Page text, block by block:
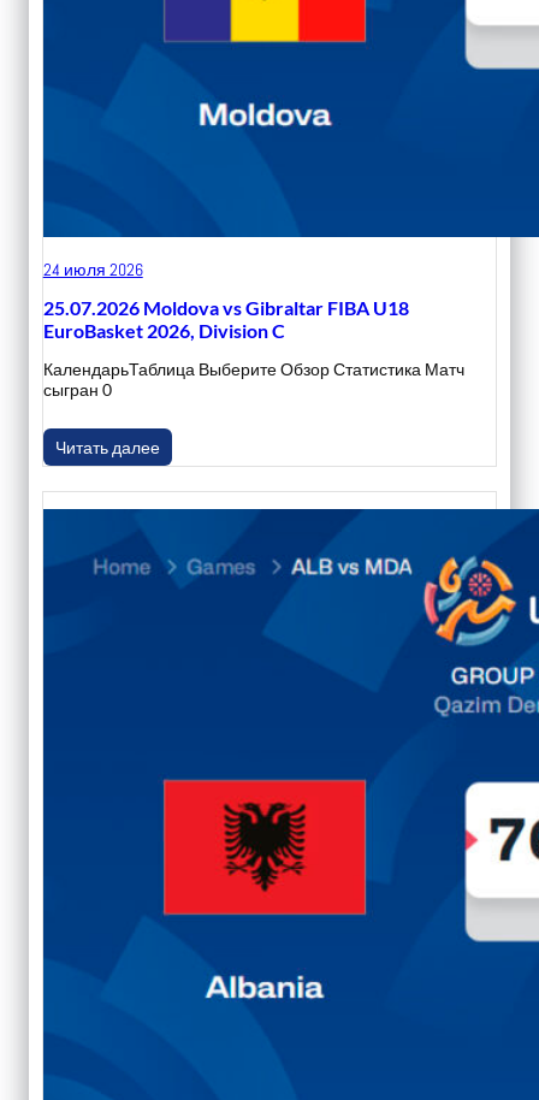
24 июля 2026
25.07.2026 Moldova vs Gibraltar FIBA U18
EuroBasket 2026, Division C
КалендарьТаблица Выберите Обзор Статистика Матч
сыгран 0
Читать далее